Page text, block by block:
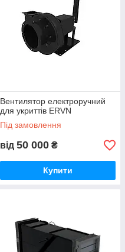
Вентилятор електроручний
для укриттів ERVN
Під замовлення
від 50 000 ₴
Купити